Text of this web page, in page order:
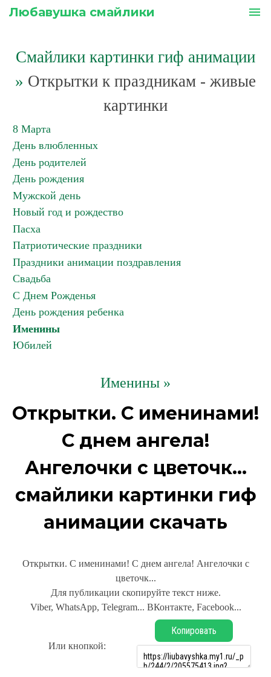
Любавушка смайлики menu
Смайлики картинки гиф анимации
» Открытки к праздникам - живые
картинки
8 Марта
День влюбленных
День родителей
День рождения
Мужской день
Новый год и рождество
Пасха
Патриотические праздники
Праздники анимации поздравления
Свадьба
С Днем Рожденья
День рождения ребенка
Именины
Юбилей
Именины »
Открытки. С именинами!
С днем ангела!
Ангелочки с цветочк...
смайлики картинки гиф
анимации скачать
Открытки. С именинами! С днем ангела! Ангелочки с
цветочк...
Для публикации скопируйте текст ниже.
Viber, WhatsApp, Telegram... ВКонтакте, Facebook...
Или кнопкой:
Копировать